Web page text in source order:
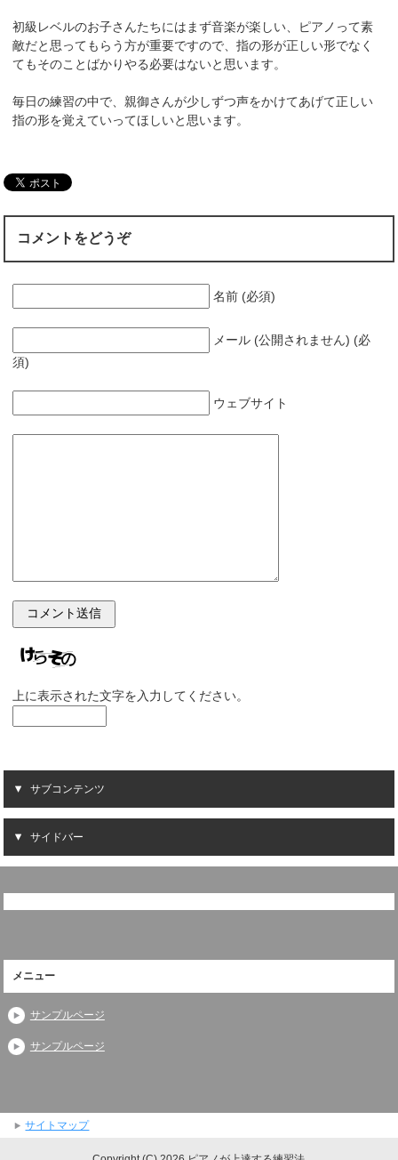
初級レベルのお子さんたちにはまず音楽が楽しい、ピアノって素
敵だと思ってもらう方が重要ですので、指の形が正しい形でなく
てもそのことばかりやる必要はないと思います。
毎日の練習の中で、親御さんが少しずつ声をかけてあげて正しい
指の形を覚えていってほしいと思います。
コメントをどうぞ
名前 (必須)
メール (公開されません) (必
須)
ウェブサイト
上に表示された文字を入力してください。
サブコンテンツ
サイドバー
メニュー
サンプルページ
サンプルページ
サイトマップ